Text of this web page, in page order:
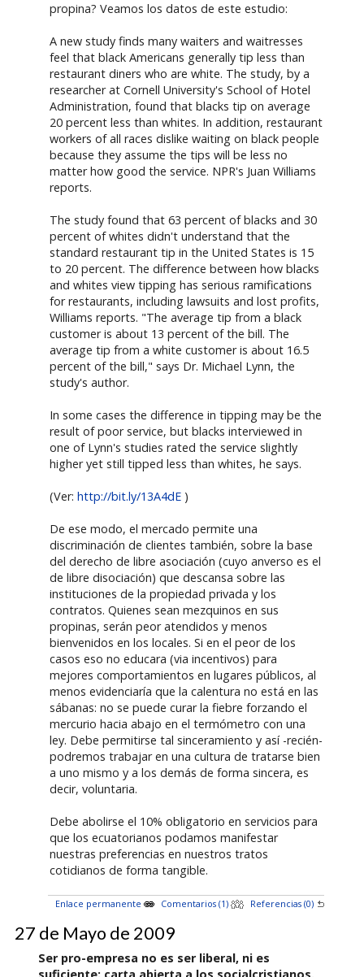
propina? Veamos los datos de este estudio:
A new study finds many waiters and waitresses
feel that black Americans generally tip less than
restaurant diners who are white. The study, by a
researcher at Cornell University's School of Hotel
Administration, found that blacks tip on average
20 percent less than whites. In addition, restaurant
workers of all races dislike waiting on black people
because they assume the tips will be less no
matter how good the service. NPR's Juan Williams
reports.
The study found that 63 percent of blacks and 30
percent of whites didn't understand that the
standard restaurant tip in the United States is 15
to 20 percent. The difference between how blacks
and whites view tipping has serious ramifications
for restaurants, including lawsuits and lost profits,
Williams reports. "The average tip from a black
customer is about 13 percent of the bill. The
average tip from a white customer is about 16.5
percent of the bill," says Dr. Michael Lynn, the
study's author.
In some cases the difference in tipping may be the
result of poor service, but blacks interviewed in
one of Lynn's studies rated the service slightly
higher yet still tipped less than whites, he says.
(Ver:http://bit.ly/13A4dE )
De ese modo, el mercado permite una
discriminación de clientes también, sobre la base
del derecho de libre asociación (cuyo anverso es el
de libre disociación) que descansa sobre las
instituciones de la propiedad privada y los
contratos. Quienes sean mezquinos en sus
propinas, serán peor atendidos y menos
bienvenidos en los locales. Si en el peor de los
casos eso no educara (via incentivos) para
mejores comportamientos en lugares públicos, al
menos evidenciaría que la calentura no está en las
sábanas: no se puede curar la fiebre forzando el
mercurio hacia abajo en el termómetro con una
ley. Debe permitirse tal sinceramiento y así -recién-
podremos trabajar en una cultura de tratarse bien
a uno mismo y a los demás de forma sincera, es
decir, voluntaria.
Debe abolirse el 10% obligatorio en servicios para
que los ecuatorianos podamos manifestar
nuestras preferencias en nuestros tratos
cotidianos de forma tangible.
Enlace permanente Comentarios (1) Referencias (0)
27 de Mayo de 2009
Ser pro-empresa no es ser liberal, ni es